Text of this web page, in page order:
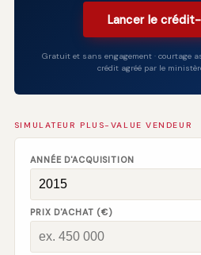
Lancer le
Gratuit et sans engagement · courtage
crédit agréé par le
SIMULATEUR PLUS-VALUE VENDEUR
ANNÉE D'ACQUISITION
PRIX D'ACHAT (€)